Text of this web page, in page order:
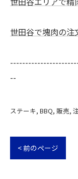
世田谷で塊肉の注
--
ステーキ BBQ 販売
< 前のページ